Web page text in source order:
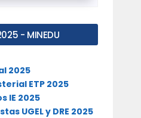
- MINEDU
2025
ETP 2025
IE 2025
UGEL y DRE 2025